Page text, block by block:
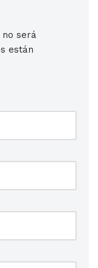
será
están